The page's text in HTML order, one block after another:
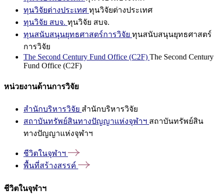
ทุนวิจัยต่างประเทศ ทุนวิจัยต่างประเทศ
ทุนวิจัย สบจ. ทุนวิจัย สบจ.
ทุนสนับสนุนยุทธศาสตร์การวิจัย ทุนสนับสนุนยุทธศาสตร์
การวิจัย
The Second Century Fund Office (C2F) The Second Century
Fund Office (C2F)
หน่วยงานด้านการวิจัย
สำนักบริหารวิจัย สำนักบริหารวิจัย
สถาบันทรัพย์สินทางปัญญาแห่งจุฬาฯ สถาบันทรัพย์สิน
ทางปัญญาแห่งจุฬาฯ
ชีวิตในจุฬาฯ
พื้นที่สร้างสรรค์
ชีวิตในจุฬาฯ